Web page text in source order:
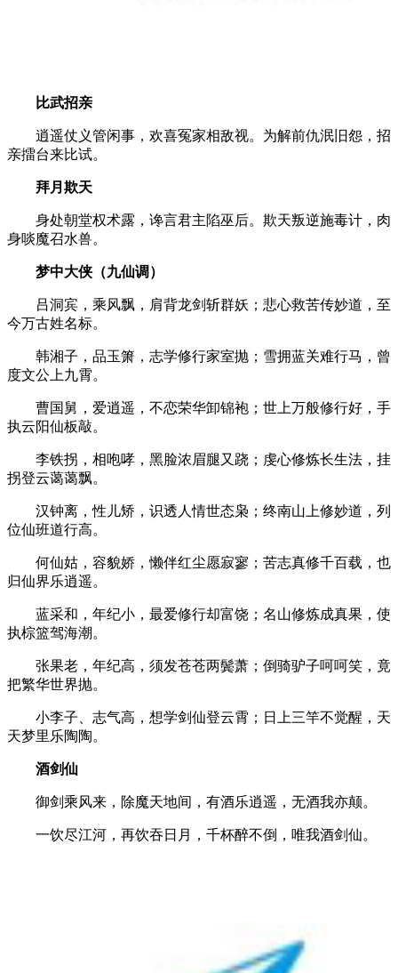
比武招亲
逍遥仗义管闲事，欢喜冤家相敌视。为解前仇泯旧怨，招
亲擂台来比试。
拜月欺天
身处朝堂权术露，谗言君主陷巫后。欺天叛逆施毒计，肉
身啖魔召水兽。
梦中大侠（九仙调）
吕洞宾，乘风飘，肩背龙剑斩群妖；悲心救苦传妙道，至
今万古姓名标。
韩湘子，品玉箫，志学修行家室抛；雪拥蓝关难行马，曾
度文公上九霄。
曹国舅，爱逍遥，不恋荣华卸锦袍；世上万般修行好，手
执云阳仙板敲。
李铁拐，相咆哮，黑脸浓眉腿又跷；虔心修炼长生法，挂
拐登云蔼蔼飘。
汉钟离，性儿矫，识透人情世态枭；终南山上修妙道，列
位仙班道行高。
何仙姑，容貌娇，懒伴红尘愿寂寥；苦志真修千百载，也
归仙界乐逍遥。
蓝采和，年纪小，最爱修行却富饶；名山修炼成真果，使
执棕篮驾海潮。
张果老，年纪高，须发苍苍两鬓萧；倒骑驴子呵呵笑，竟
把繁华世界抛。
小李子、志气高，想学剑仙登云霄；日上三竿不觉醒，天
天梦里乐陶陶。
酒剑仙
御剑乘风来，除魔天地间，有酒乐逍遥，无酒我亦颠。
一饮尽江河，再饮吞日月，千杯醉不倒，唯我酒剑仙。